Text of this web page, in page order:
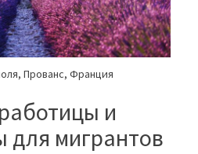
Прованс, Франция
и
для мигрантов